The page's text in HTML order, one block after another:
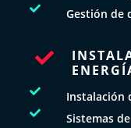
 Gestión de

 Instalación
 Sistemas